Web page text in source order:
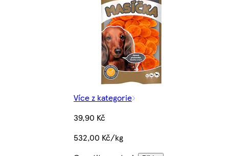
Více z kategorie
39,90 Kč
532,00 Kč/kg